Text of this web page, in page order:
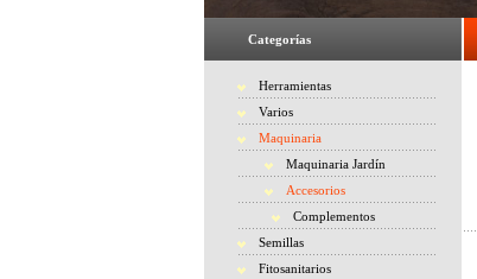
Categorías
Herramientas
Varios
Maquinaria
Maquinaria Jardín
Accesorios
Complementos
Semillas
Fitosanitarios